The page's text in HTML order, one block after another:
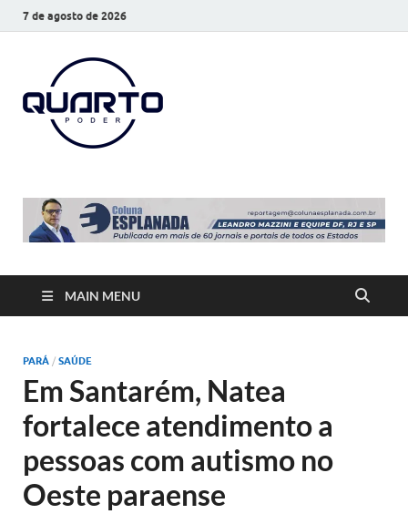
7 de agosto de 2026
MAIN MENU
PARÁ / SAÚDE
Em Santarém, Natea
fortalece atendimento a
pessoas com autismo no
Oeste paraense